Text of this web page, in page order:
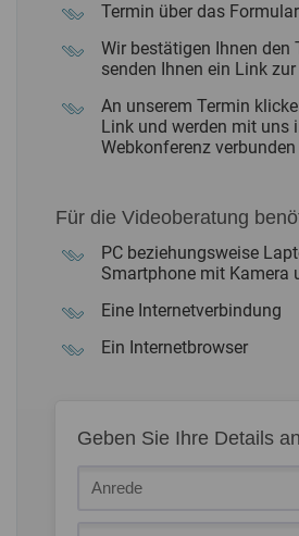
Termin über das
Wir bestätigen Ihnen den
senden Ihnen ein Link
An unserem Termin
Link und werden mit uns
Webkonferenz verbunden
Für die Videoberatung
PC beziehungsweise
Smartphone mit Kamera
Eine Internetverbindung
Ein Internetbrowser
Geben Sie Ihre Details an